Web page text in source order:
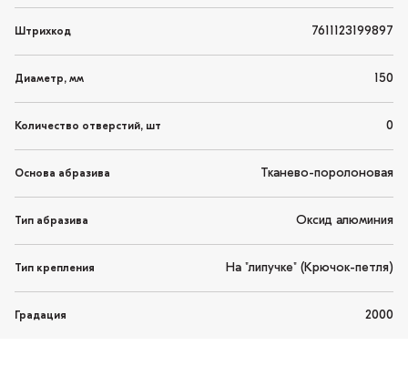
Штрихкод 7611123199897
Диаметр, мм 150
Количество отверстий, шт 0
Основа абразива Тканево-поролоновая
Тип абразива Оксид алюминия
Тип крепления На "липучке" (Крючок-петля)
Градация 2000